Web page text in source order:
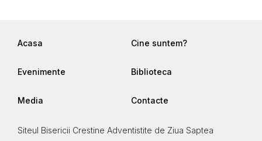
Acasa Cine suntem?
Evenimente Biblioteca
Media Contacte
Siteul Bisericii Crestine Adventistite de Ziua Saptea